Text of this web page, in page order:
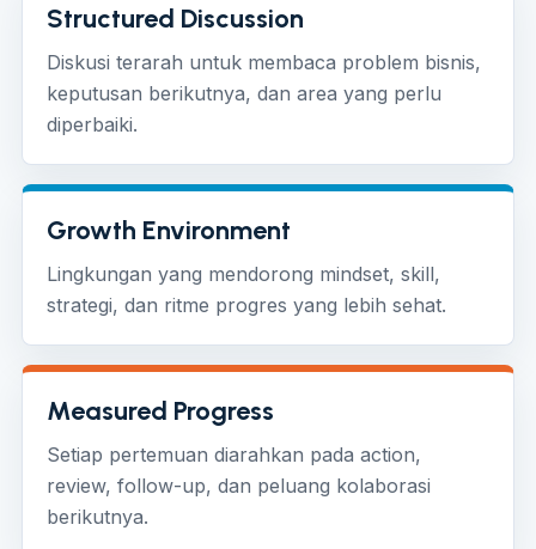
Structured Discussion
Diskusi terarah untuk membaca problem bisnis,
keputusan berikutnya, dan area yang perlu
diperbaiki.
Growth Environment
Lingkungan yang mendorong mindset, skill,
strategi, dan ritme progres yang lebih sehat.
Measured Progress
Setiap pertemuan diarahkan pada action,
review, follow-up, dan peluang kolaborasi
berikutnya.